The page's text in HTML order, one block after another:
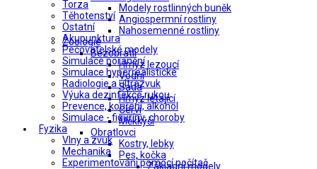
Torza
Těhotenství
Ostatní
Akupunktura
Pečovatelské modely
Simulace poranění
Simulace hyperrealistické
Radiologie a ultrazvuk
Výuka dezinfekce rukou
Prevence, kouření, alkohol
Simulace - figuríny, choroby
Fyzika
Vlny a zvuk
Mechanika
Experimentování pomocí počítač
Modely rostlinných buněk
Angiospermní rostliny
Nahosemenné rostliny
Zoologie
Bezobratlí
Hmyz lezoucí
Vodní
Sada
Hmyz létající
Červi
Měkkýši
Obratlovci
Kostry, lebky
Pes, kočka
Základní modely